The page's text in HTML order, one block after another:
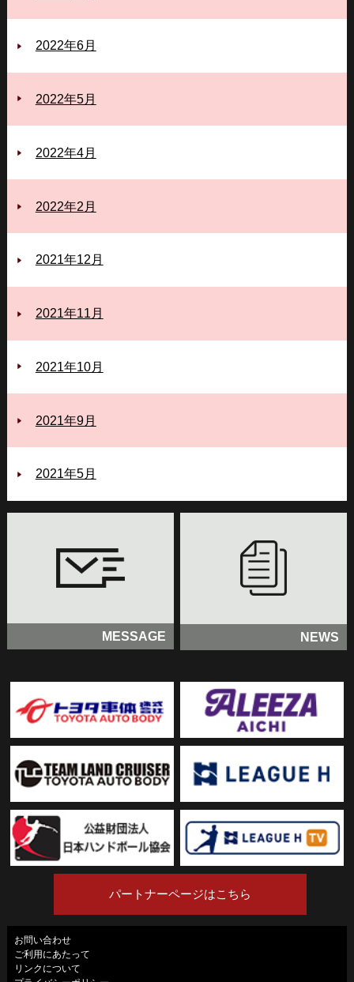
2022年6月
2022年5月
2022年4月
2022年2月
2021年12月
2021年11月
2021年10月
2021年9月
2021年5月
MESSAGE NEWS
パートナーページはこちら
お問い合わせ
ご利用にあたって
リンクについて